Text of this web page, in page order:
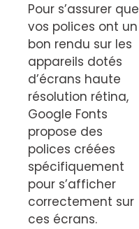
Pour s’assurer que
vos polices ont un
bon rendu sur les
appareils dotés
d’écrans haute
résolution rétina,
Google Fonts
propose des
polices créées
spécifiquement
pour s’afficher
correctement sur
ces écrans.